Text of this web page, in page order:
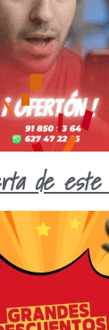
de este